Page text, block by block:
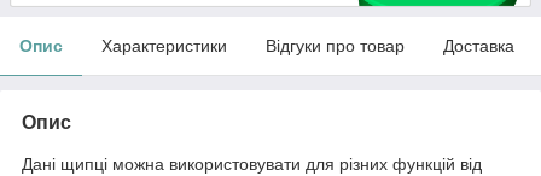
Опис Характеристики Відгуки про товар Доставка
Опис
Дані щипці можна використовувати для різних функцій від